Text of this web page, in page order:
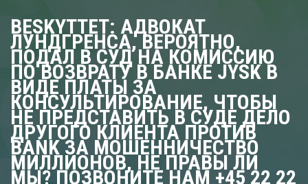
BESKYTTET: АДВОКАТ
ЛУНДГРЕНСА, ВЕРОЯТНО,
ПОДАЛ В СУД НА КОМИССИЮ
ПО ВОЗВРАТУ В БАНКЕ JYSK В
ВИДЕ ПЛАТЫ ЗА
КОНСУЛЬТИРОВАНИЕ, ЧТОБЫ
НЕ ПРЕДСТАВИТЬ В СУДЕ ДЕЛО
ДРУГОГО КЛИЕНТА ПРОТИВ
BANK ЗА МОШЕННИЧЕСТВО
МИЛЛИОНОВ, НЕ ПРАВЫ ЛИ
МЫ? ПОЗВОНИТЕ НАМ +45 22 22